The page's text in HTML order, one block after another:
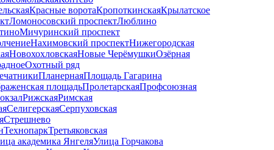
Красные воротаКропоткинскаяКрылатское
Ломоносовский проспектЛюблино
Мичуринский проспект
Нахимовский проспектНижегородская
НовохохловскаяНовые ЧерёмушкиОзёрная
Охотный ряд
ПланернаяПлощадь Гагарина
площадьПролетарскаяПрофсоюзная
РижскаяРимская
СелигерскаяСерпуховская
Стрешнево
ТехнопаркТретьяковская
академика ЯнгеляУлица Горчакова